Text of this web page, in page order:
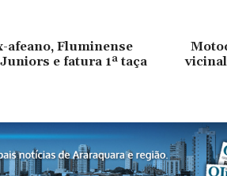
afeano, Fluminense
e fatura 1ª taça